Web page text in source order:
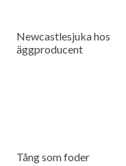
Newcastlesjuka hos
äggproducent
Tång som foder